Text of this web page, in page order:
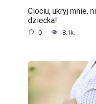
Ciociu, ukryj mnie,
dziecka!
0 8.1k.